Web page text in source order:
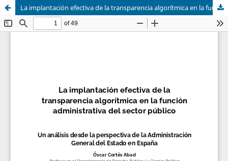
La implantación efectiva de la transparencia algorítmica en la función administrativa del sector público